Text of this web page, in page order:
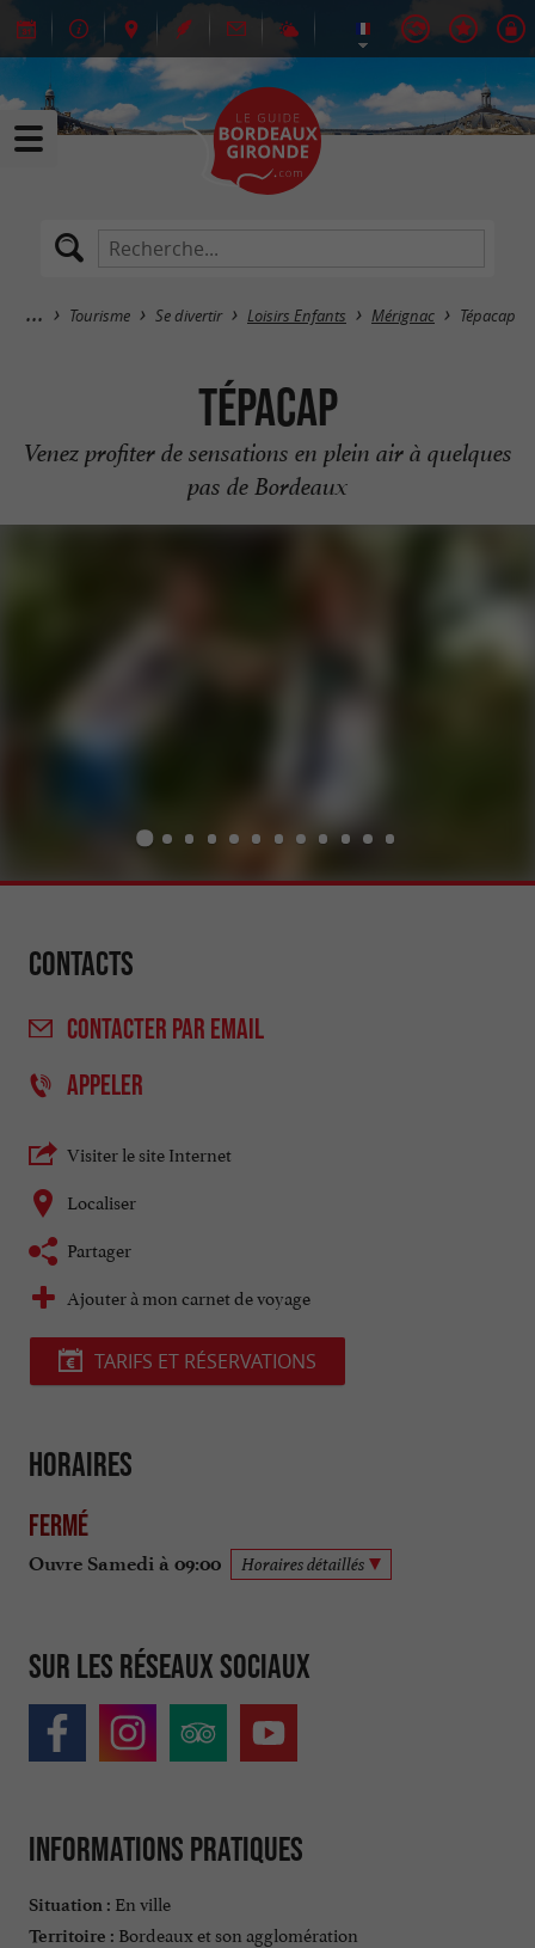
Tourisme Se divertir Loisirs Enfants Mérignac Tépacap
Tépacap
Venez profiter de sensations en plein air à quelques
pas de Bordeaux
Contacts
CONTACTER PAR EMAIL
APPELER
Visiter le site Internet
Localiser
Partager
Ajouter à mon carnet de voyage
TARIFS ET RÉSERVATIONS
Horaires
Fermé
Ouvre Samedi à 09:00 Horaires détaillés
Sur les réseaux sociaux
Informations pratiques
Situation : En ville
Territoire : Bordeaux et son agglomération